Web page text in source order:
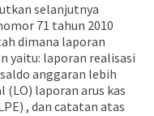
selanjutnya
71 tahun 2010
dimana laporan
yaitu: laporan realisasi
anggaran lebih
(LO) laporan arus kas
, dan catatan atas